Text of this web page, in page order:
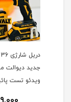
ویدئو تست